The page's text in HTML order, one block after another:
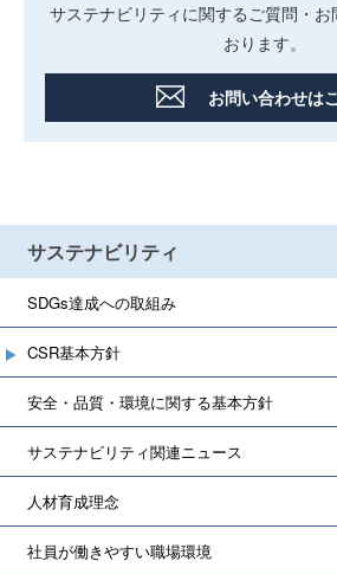
サステナビリティに関するご質問・
おります。
お問い合わせは
サステナビリティ
SDGs達成への取組み
CSR基本方針
安全・品質・環境に関する基本方針
サステナビリティ関連ニュース
人材育成理念
社員が働きやすい職場環境